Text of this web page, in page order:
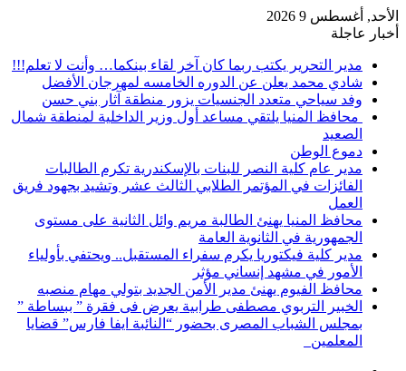
الأحد, أغسطس 9 2026
أخبار عاجلة
مدير التحرير يكتب ربما كان آخر لقاء بينكما… وأنت لا تعلم!!!
شادي محمد يعلن عن الدوره الخامسه لمهرجان الأفضل
وفد سياحي متعدد الجنسيات يزور منطقة آثار بني حسن
محافظ المنيا يلتقي مساعد أول وزير الداخلية لمنطقة شمال
الصعيد
دموع الوطن
مدير عام كلية النصر للبنات بالإسكندرية تكرم الطالبات
الفائزات في المؤتمر الطلابي الثالث عشر وتشيد بجهود فريق
العمل
محافظ المنيا يهنئ الطالبة مريم وائل الثانية على مستوى
الجمهورية في الثانوية العامة
مدير كلية فيكتوريا يكرم سفراء المستقبل.. ويحتفي بأولياء
الأمور في مشهد إنساني مؤثر
محافظ الفيوم يهنئ مدير الأمن الجديد بتولي مهام منصبه
الخبير التربوي مصطفى طرابية يعرض فى فقرة ” ببساطة ”
بمجلس الشباب المصرى بحضور “النائبة ايفا فارس” قضايا
المعلمين